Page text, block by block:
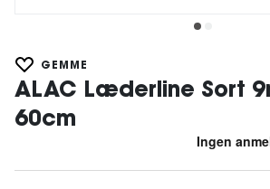
GEMME
ALAC Læderline Sort
60cm